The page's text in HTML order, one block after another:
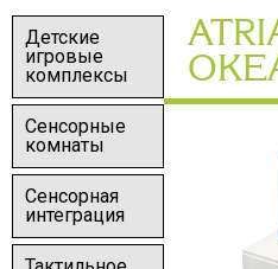
Детские
игровые
комплексы
Сенсорные
комнаты
Сенсорная
интеграция